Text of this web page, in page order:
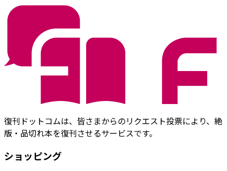
復刊ドットコムは、皆さまからのリクエスト投票により、絶
版・品切れ本を復刊させるサービスです。
ショッピング